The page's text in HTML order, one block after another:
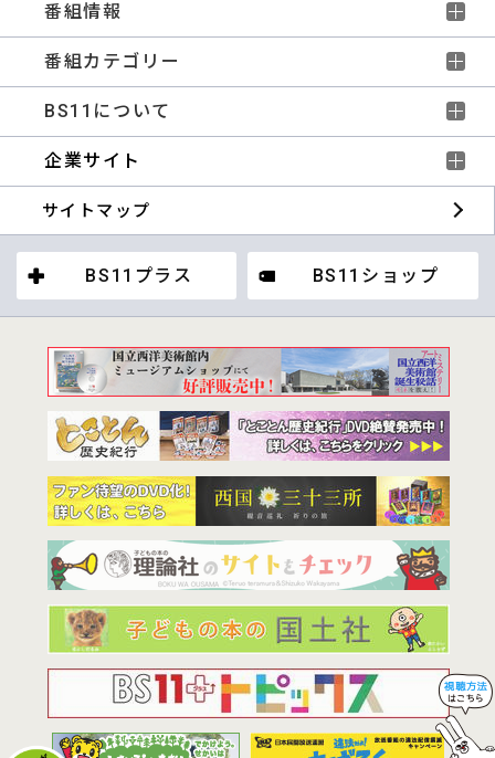
番組情報
番組カテゴリー
BS11について
企業サイト
サイトマップ
BS11プラス BS11ショップ